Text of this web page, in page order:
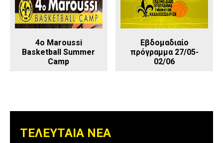
4o Maroussi
Basketball Summer
Camp
Εβδομαδιαίο
πρόγραμμα 27/05-
02/06
ΤΕΛΕΥΤΑΙΑ ΝΕΑ